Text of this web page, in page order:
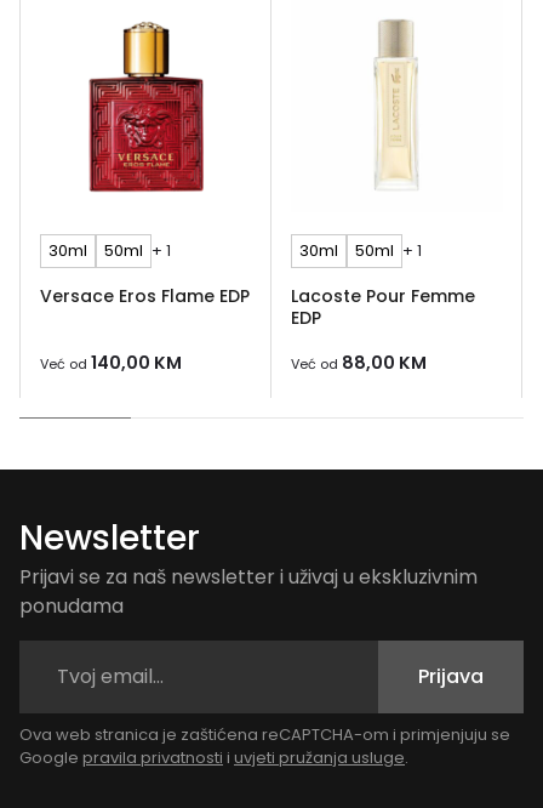
30ml 50ml + 1
Versace Eros Flame EDP
Već od 140,00 KM
30ml 50ml + 1
Lacoste Pour Femme
EDP
Već od 88,00 KM
Newsletter
Prijavi se za naš newsletter i uživaj u ekskluzivnim
ponudama
Prijava
Ova web stranica je zaštićena reCAPTCHA-om i primjenjuju se
Google pravila privatnosti i uvjeti pružanja usluge.